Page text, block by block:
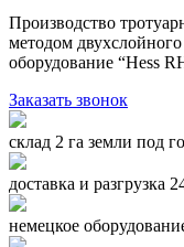
Производство
методом
оборудование “Hess
Заказать звонок
склад 2 га земли под
доставка и разгрузка
немецкое